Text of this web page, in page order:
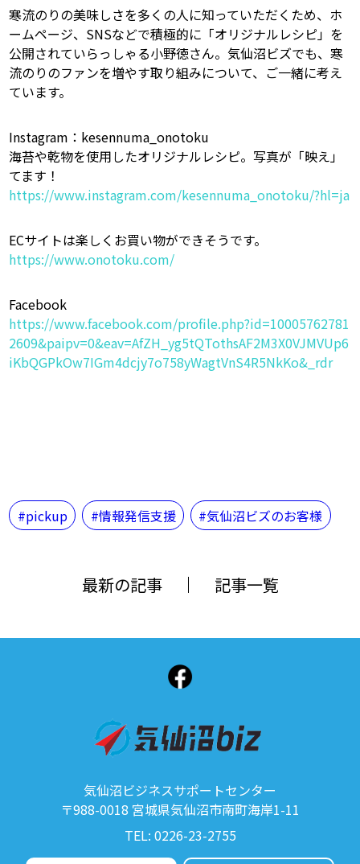
寒流のりの美味しさを多くの人に知っていただくため、ホ
ームページ、SNSなどで積極的に「オリジナルレシピ」を
公開されていらっしゃる小野徳さん。気仙沼ビズでも、寒
流のりのファンを増やす取り組みについて、ご一緒に考え
ています。
Instagram：kesennuma_onotoku
海苔や乾物を使用したオリジナルレシピ。写真が「映え」
てます！
https://www.instagram.com/kesennuma_onotoku/?hl=ja
ECサイトは楽しくお買い物ができそうです。
https://www.onotoku.com/
Facebook
https://www.facebook.com/profile.php?id=10005762781
2609&paipv=0&eav=AfZH_yg5tQTothsAF2M3X0VJMVUp6
iKbQGPkOw7IGm4dcjy7o758yWagtVnS4R5NkKo&_rdr
pickup 情報発信支援 気仙沼ビズのお客様
最新の記事 記事一覧
気仙沼ビジネスサポートセンター
〒988-0018 宮城県気仙沼市南町海岸1-11
TEL: 0226-23-2755